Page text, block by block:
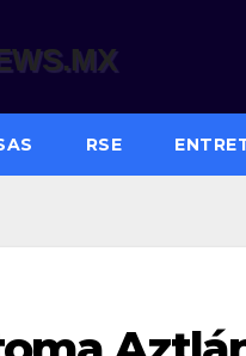
RSE